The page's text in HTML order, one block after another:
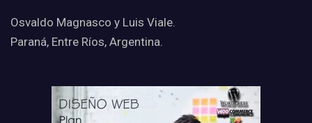
Osvaldo Magnasco y Luis Viale.
Paraná, Entre Ríos, Argentina.